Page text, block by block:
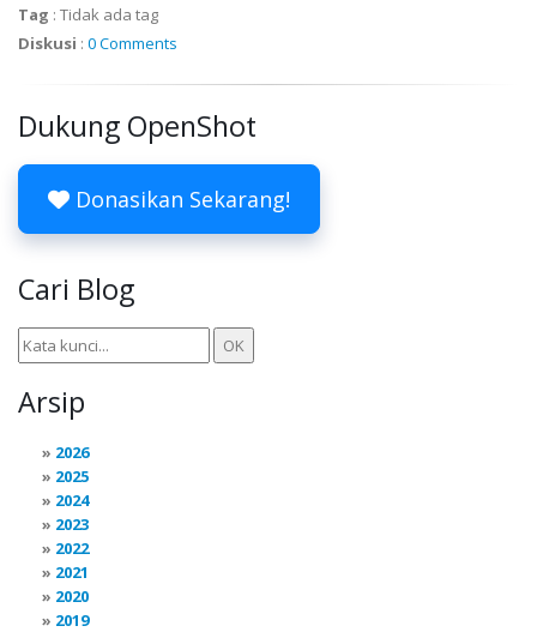
Tag : Tidak ada tag
Diskusi : 0 Comments
Dukung OpenShot
Donasikan Sekarang!
Cari Blog
Arsip
2026
2025
2024
2023
2022
2021
2020
2019